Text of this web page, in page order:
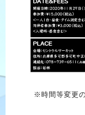
※時間等変更